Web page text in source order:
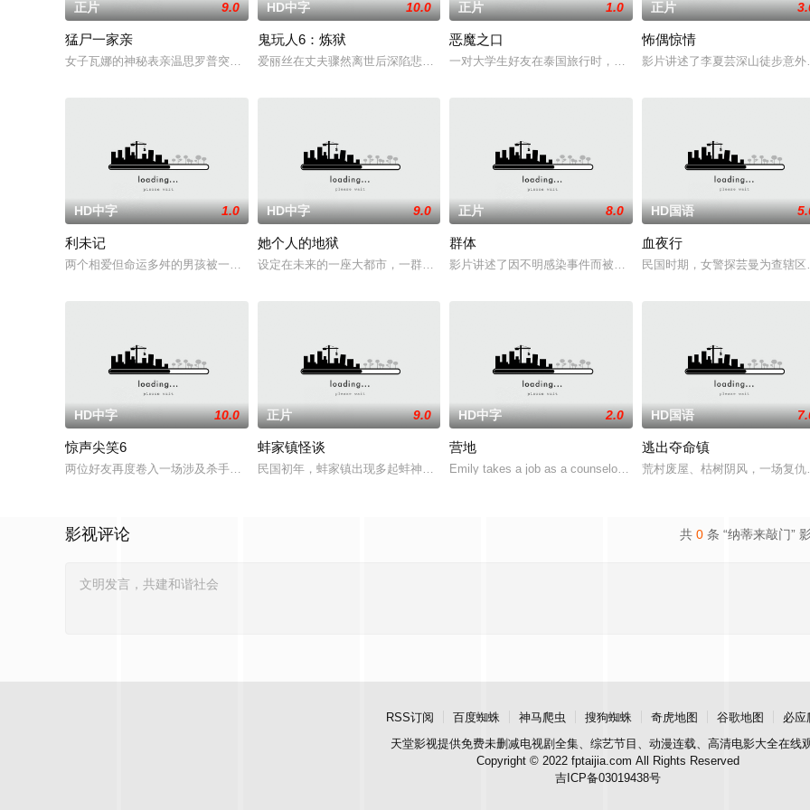
正片 9.0
猛尸一家亲
女子瓦娜的神秘表亲温思罗普突然仓皇登门，身后还跟着一个来自异界的危险实体，
HD中字 10.0
鬼玩人6：炼狱
爱丽丝在丈夫骤然离世后深陷悲痛，受邀前往公婆的乡间庄园暂住，试图和丈夫的家
正片 1.0
恶魔之口
一对大学生好友在泰国旅行时，被困在一个水下洞穴中，同时，周遭
正片
怖偶惊情
影片讲述了李夏芸深山徒步意外
HD中字 1.0
利未记
两个相爱但命运多舛的男孩被一个暴力的存在所纠缠，这个存在会以他们最想要的那
HD中字 9.0
她个人的地狱
设定在未来的一座大都市，一群女演员聚集在一座豪华酒店，计划拍摄一部类似《太
正片 8.0
群体
影片讲述了因不明感染事件而被封锁的建筑内，孤立无援的幸存者们
HD国语
血夜行
民国时期，女警探芸曼为查辖
HD中字 10.0
惊声尖笑6
两位好友再度卷入一场涉及杀手、怪物和超自然生物的混乱事件。
正片 9.0
蚌家镇怪谈
民国初年，蚌家镇出现多起蚌神杀人案件，省警察局派纪鹤川为首几人到蚌家镇调查
HD中字 2.0
营地
Emily takes a job as a counselor at a
HD国语
逃出夺命镇
荒村废屋、枯树阴风，一场复仇
共 0 条 “纳蒂来敲门”
影视评论
RSS订阅 百度蜘蛛 神马爬虫 搜狗蜘蛛 奇虎地图 谷歌地图
必应
天堂影视提供免费未删减电视剧全集、综艺节目、动漫连载、高清电影大全在线
Copyright © 2022 fptaijia.com All Rights Reserved
吉ICP备03019438号